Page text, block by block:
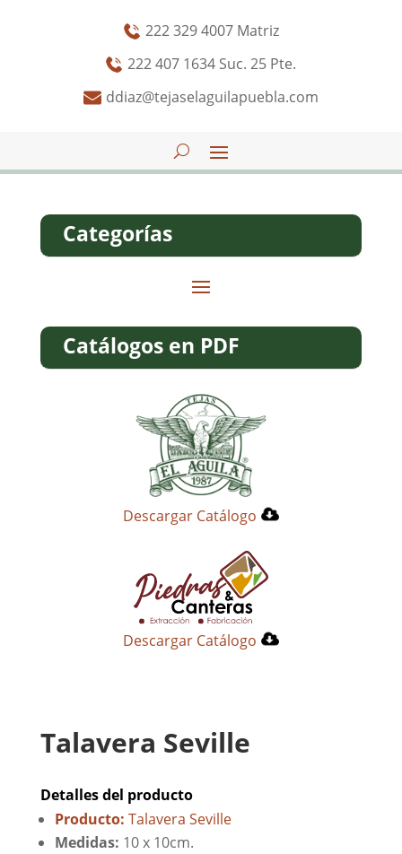
222 329 4007 Matriz
222 407 1634 Suc. 25 Pte.
ddiaz@tejaselaguilapuebla.com
Categorías
Catálogos en PDF
Descargar Catálogo
Descargar Catálogo
Talavera Seville
Detalles del producto
Producto: Talavera Seville
Medidas: 10 x 10cm.